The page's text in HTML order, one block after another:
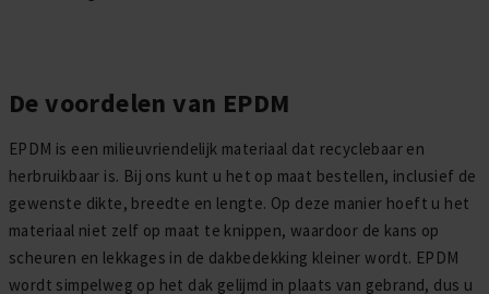
De voordelen van EPDM
EPDM is een milieuvriendelijk materiaal dat recyclebaar en
herbruikbaar is. Bij ons kunt u het op maat bestellen, inclusief de
gewenste dikte, breedte en lengte. Op deze manier hoeft u het
materiaal niet zelf op maat te knippen, waardoor de kans op
scheuren en lekkages in de dakbedekking kleiner wordt. EPDM
wordt simpelweg op het dak gelijmd in plaats van gebrand, dus u